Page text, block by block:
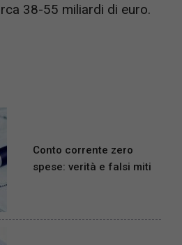
38-55 miliardi di euro.
Conto corrente zero
spese: verità e falsi miti